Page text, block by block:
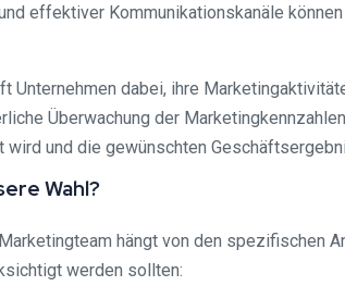
effektiver Kommunikationskanäle
dabei, ihre
Überwachung der
und die gewünschten
Wahl?
hängt von den spezifischen
werden sollten: